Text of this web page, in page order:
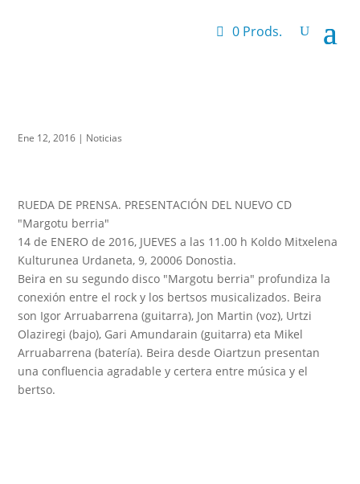
0 Prods.
Ene 12, 2016 | Noticias
RUEDA DE PRENSA. PRESENTACIÓN DEL NUEVO CD
"Margotu berria"
14 de ENERO de 2016, JUEVES a las 11.00 h Koldo Mitxelena
Kulturunea Urdaneta, 9, 20006 Donostia.
Beira en su segundo disco "Margotu berria" profundiza la
conexión entre el rock y los bertsos musicalizados. Beira
son Igor Arruabarrena (guitarra), Jon Martin (voz), Urtzi
Olaziregi (bajo), Gari Amundarain (guitarra) eta Mikel
Arruabarrena (batería). Beira desde Oiartzun presentan
una confluencia agradable y certera entre música y el
bertso.